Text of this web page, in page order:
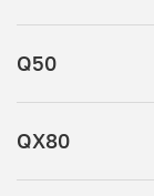
Q50
QX80